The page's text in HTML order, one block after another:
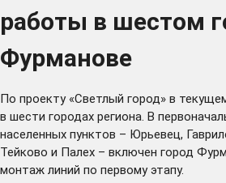
работы в шестом
Фурманове
По проекту «Светлый город» в
в шести городах региона. В
населенных пунктов – Юрьевец,
Тейково и Палех – включен город
монтаж линий по первому этапу.